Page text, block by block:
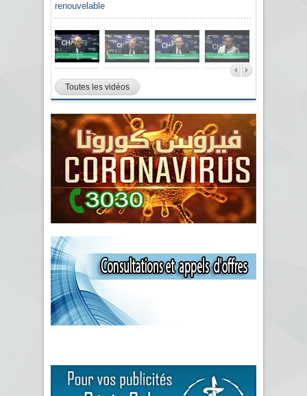
renouvelable
Toutes les vidéos